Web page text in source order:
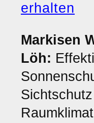
erhalten
Markisen
Löh: